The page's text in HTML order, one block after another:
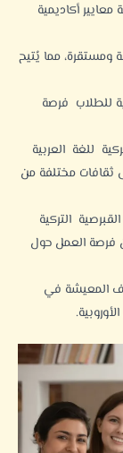
أكاديمية
ومستقرة، مما يُتيح
للطلاب فرصة
للغة العربية
ثقافات مختلفة من
التركية
فرصة العمل حول
المعيشة في